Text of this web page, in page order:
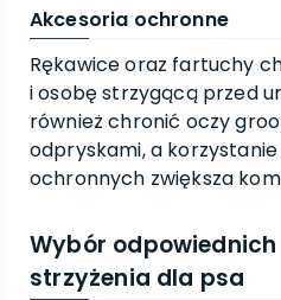
Akcesoria ochronne
Rękawice oraz fartuchy
i osobę strzygącą przed
również chronić oczy
odpryskami, a
ochronnych zwiększa
Wybór
strzyżenia dla psa